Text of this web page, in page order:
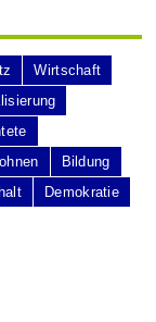
Wirtschaft
Bildung
Demokratie